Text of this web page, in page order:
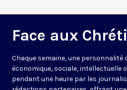
Face aux
Chaque semaine, une personnalité
économique, sociale, intellectuelle
pendant une heure par les